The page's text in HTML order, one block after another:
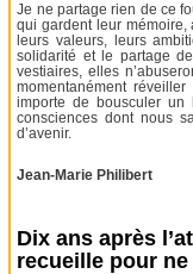
Je ne partage rien de ce
qui gardent leur mémoire,
leurs valeurs, leurs
solidarité et le partage
vestiaires, elles
momentanément
importe de bousculer un
consciences dont nous
d’avenir.
Jean-Marie Philibert
Dix ans après
recueille pour